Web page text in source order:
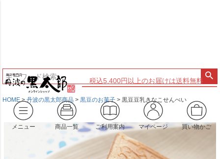
税込5,400円以上のお届けは送料無料
メニュー 商品一覧 ご利用案内 マイページ 買い物かご
HOME 丹波の黒太郎商品 黒豆のお菓子 黒豆豆乳きなこせんべい